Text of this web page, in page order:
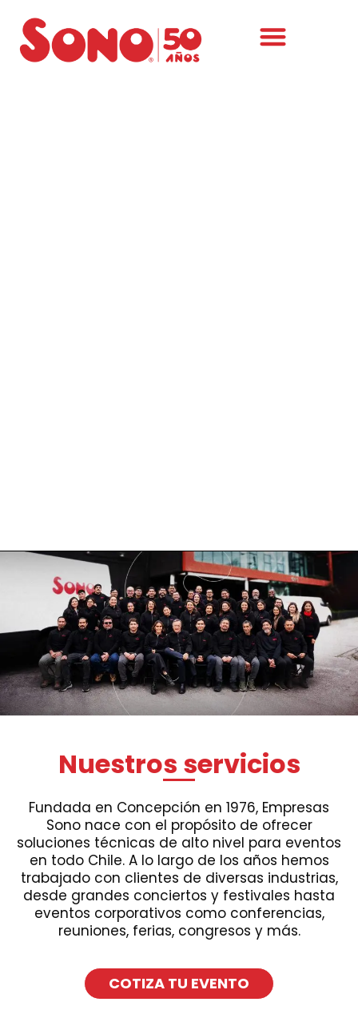
Nuestros servicios
Fundada en Concepción en 1976, Empresas
Sono nace con el propósito de ofrecer
soluciones técnicas de alto nivel para eventos
en todo Chile. A lo largo de los años hemos
trabajado con clientes de diversas industrias,
desde grandes conciertos y festivales hasta
eventos corporativos como conferencias,
reuniones, ferias, congresos y más.
COTIZA TU EVENTO